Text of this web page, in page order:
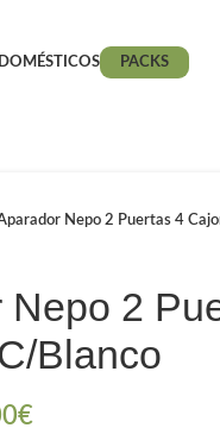
PACKS
Nepo 2 Puertas 4
Nepo 2
Blanco
€